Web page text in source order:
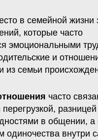
в семейной жизни
которые часто
эмоциональными
и
из семьи
часто
разницей
в общении, а
одиночества внутри